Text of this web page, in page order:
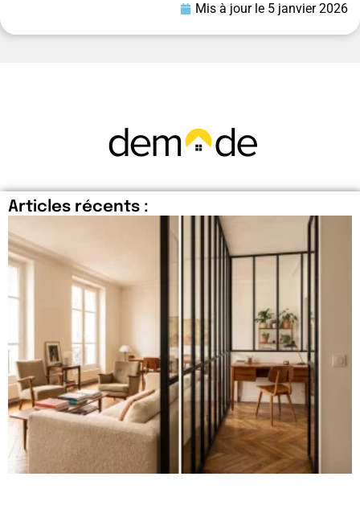
Mis à jour le 5 janvier 2026
Articles récents :